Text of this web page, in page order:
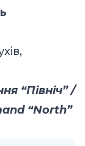
“Північ” /
“North”